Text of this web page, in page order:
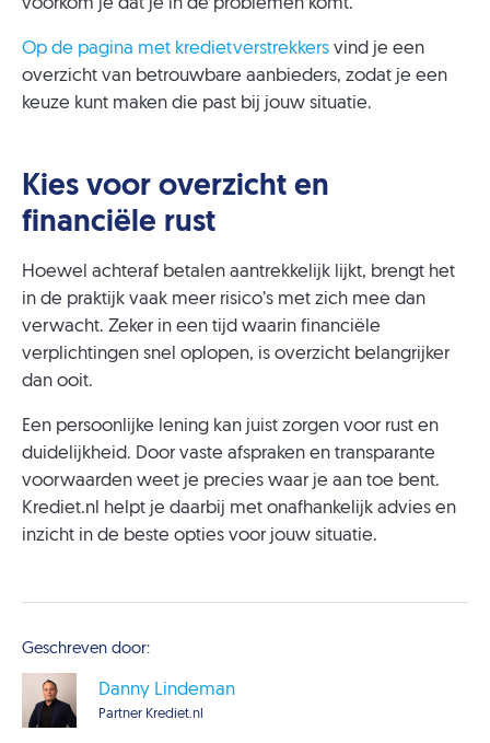
voorkom je dat je in de problemen komt.
Op de pagina met kredietverstrekkers vind je een
overzicht van betrouwbare aanbieders, zodat je een
keuze kunt maken die past bij jouw situatie.
Kies voor overzicht en
financiële rust
Hoewel achteraf betalen aantrekkelijk lijkt, brengt het
in de praktijk vaak meer risico’s met zich mee dan
verwacht. Zeker in een tijd waarin financiële
verplichtingen snel oplopen, is overzicht belangrijker
dan ooit.
Een persoonlijke lening kan juist zorgen voor rust en
duidelijkheid. Door vaste afspraken en transparante
voorwaarden weet je precies waar je aan toe bent.
Krediet.nl helpt je daarbij met onafhankelijk advies en
inzicht in de beste opties voor jouw situatie.
Geschreven door:
Danny Lindeman
Partner Krediet.nl